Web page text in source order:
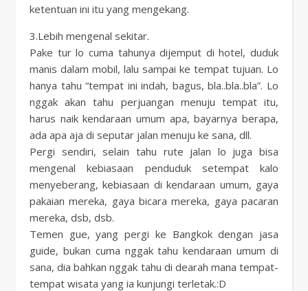
ketentuan ini itu yang mengekang.
3.Lebih mengenal sekitar.
Pake tur lo cuma tahunya dijemput di hotel, duduk
manis dalam mobil, lalu sampai ke tempat tujuan. Lo
hanya tahu “tempat ini indah, bagus, bla..bla..bla”. Lo
nggak akan tahu perjuangan menuju tempat itu,
harus naik kendaraan umum apa, bayarnya berapa,
ada apa aja di seputar jalan menuju ke sana, dll.
Pergi sendiri, selain tahu rute jalan lo juga bisa
mengenal kebiasaan penduduk setempat kalo
menyeberang, kebiasaan di kendaraan umum, gaya
pakaian mereka, gaya bicara mereka, gaya pacaran
mereka, dsb, dsb.
Temen gue, yang pergi ke Bangkok dengan jasa
guide, bukan cuma nggak tahu kendaraan umum di
sana, dia bahkan nggak tahu di dearah mana tempat-
tempat wisata yang ia kunjungi terletak.:D